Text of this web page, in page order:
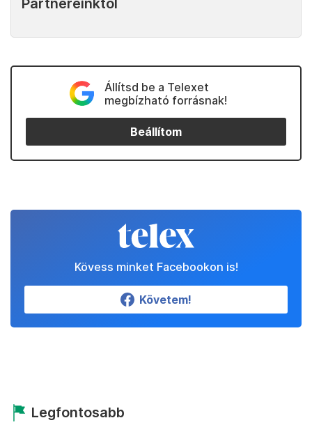
Partnereinktől
Állítsd be a Telexet
megbízható forrásnak!
Beállítom
Kövess minket Facebookon is!
Követem!
Legfontosabb